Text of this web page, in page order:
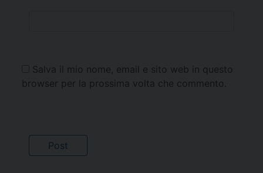
Salva il mio nome, email e sito web in questo
browser per la prossima volta che commento.